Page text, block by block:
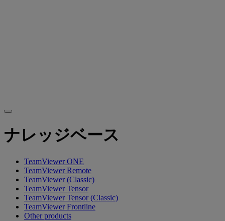
ナレッジベース
TeamViewer ONE
TeamViewer Remote
TeamViewer (Classic)
TeamViewer Tensor
TeamViewer Tensor (Classic)
TeamViewer Frontline
Other products